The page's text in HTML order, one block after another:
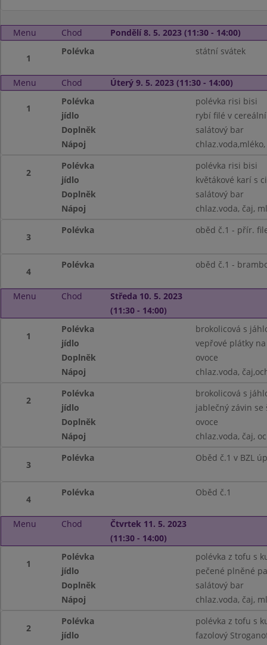
Menu Chod Pondělí 8. 5. 2023 (11:30 - 14:00)
1
Polévka státní svátek
Menu Chod Úterý 9. 5. 2023 (11:30 - 14:00)
1
Polévka
polévka risi bisi
jídlo
rybí filé v
Doplněk
salátový bar
Nápoj
2
Polévka
polévka risi bisi
jídlo
květákové karí s
Doplněk
salátový bar
Nápoj
chlaz.voda, čaj,
3
Polévka oběd č.1 - přír.
4
Polévka oběd č.1 -
Menu Chod
Středa 10. 5. 2023
(11:30 - 14:00)
1
Polévka
brokolicová s
jídlo
vepřové plátky
Doplněk
ovoce
Nápoj
chlaz.voda,
2
Polévka
brokolicová s
jídlo
jablečný závin se
Doplněk
ovoce
Nápoj
chlaz.voda, čaj,
3
Polévka Oběd č.1 v BZL
4
Polévka Oběd č.1
Menu Chod
Čtvrtek 11. 5. 2023
(11:30 - 14:00)
1
Polévka
polévka z tofu s
jídlo
pečené plněné
Doplněk
salátový bar
Nápoj
chlaz.voda, čaj,
2
Polévka
polévka z tofu s
jídlo
fazolový